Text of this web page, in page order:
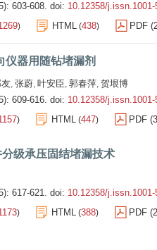
603-608. doi: 10.12358/
) HTML (438) PDF
仪器用随钻堵漏剂
, 张蔚, 叶安臣, 郭春萍, 贺垠博
609-616. doi: 10.12358/
) HTML (447) PDF
级承压固结堵漏技术
617-621. doi: 10.12358/
) HTML (388) PDF